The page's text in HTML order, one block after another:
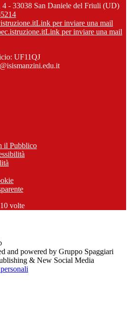
4 - 33038 San Daniele del Friuli (UD)
Link per inviare una mail
Link per inviare una mail
UF11QJ
il Pubblico
volte
and powered by Gruppo Spaggiari
& New Social Media